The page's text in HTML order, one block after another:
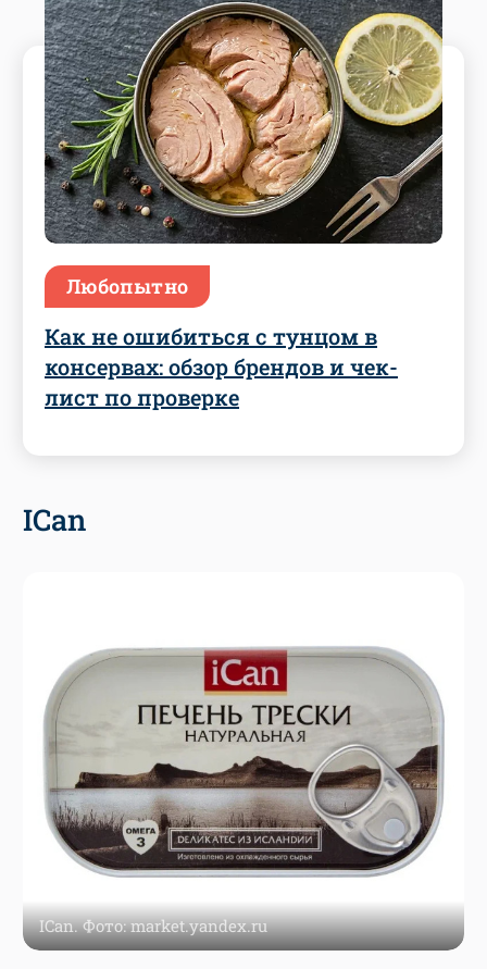
Любопытно
Как не ошибиться с тунцом в
консервах: обзор брендов и чек-
лист по проверке
ICan
ICan. Фото: market.yandex.ru